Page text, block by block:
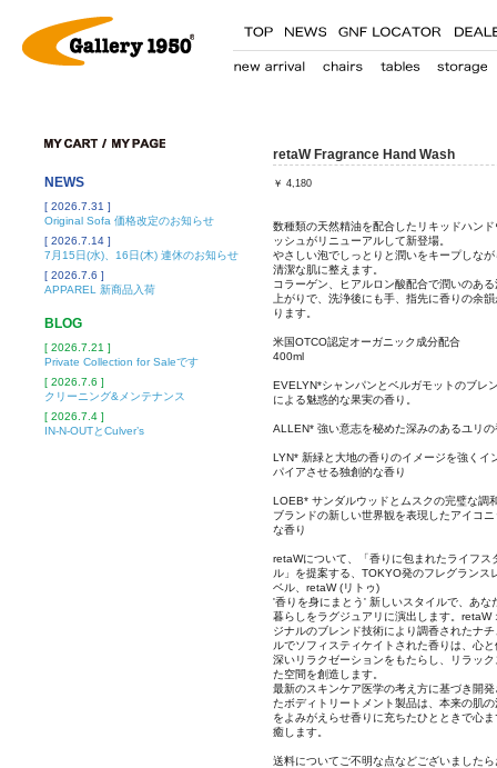
NEWS
[ 2026.7.31 ]
Original Sofa 価格改定のお知らせ
[ 2026.7.14 ]
7月15日(水)、16日(木) 連休のお知らせ
[ 2026.7.6 ]
APPAREL 新商品入荷
BLOG
[ 2026.7.21 ]
Private Collection for Saleです
[ 2026.7.6 ]
クリーニング&メンテナンス
[ 2026.7.4 ]
IN-N-OUTとCulver’s
retaW Fragrance Hand Wash
￥ 4,180
数種類の天然精油を配合したリキッドハンド
ッシュがリニューアルして新登場。
やさしい泡でしっとりと潤いをキープしなが
清潔な肌に整えます。
コラーゲン、ヒアルロン酸配合で潤いのある
上がりで、洗浄後にも手、指先に香りの余
ります。
米国OTCO認定オーガニック成分配合
400ml
EVELYN*シャンパンとベルガモットのブレ
による魅惑的な果実の香り。
ALLEN* 強い意志を秘めた深みのあるユリの
LYN* 新緑と大地の香りのイメージを強くイ
パイアさせる独創的な香り
LOEB* サンダルウッドとムスクの完璧な調
ブランドの新しい世界観を表現したアイコニ
な香り
retaWについて、「香りに包まれたライフス
ル」を提案する、TOKYO発のフレグランス
ベル、retaW (リトゥ)
'香りを身にまとう' 新しいスタイルで、あな
暮らしをラグジュアリに演出します。retaW
ジナルのブレンド技術により調香されたナチ
ルでソフィスティケイトされた香りは、心と
深いリラクゼーションをもたらし、リラック
た空間を創造します。
最新のスキンケア医学の考え方に基づき開発
たボディトリートメント製品は、本来の肌の
をよみがえらせ香りに充ちたひとときで心ま
癒します。
送料についてご不明な点などございましたら